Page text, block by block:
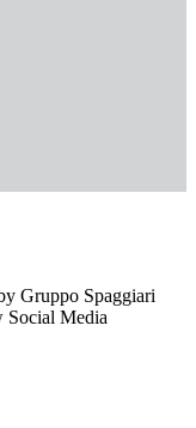
Gruppo Spaggiari
Social Media